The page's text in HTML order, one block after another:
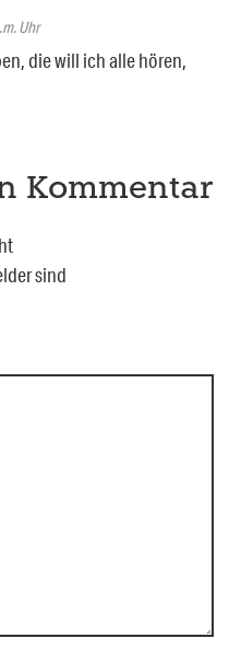
Uhr
die will ich alle hören,
Kommentar
sind